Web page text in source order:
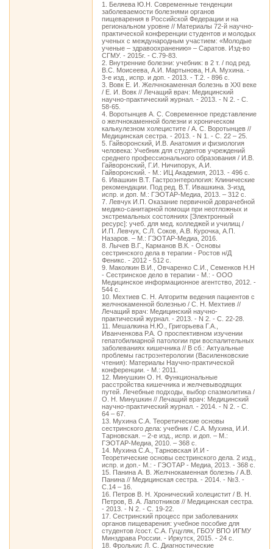
1. Беляева Ю.Н. Современные тенденции
заболеваемости болезнями органов
пищеварения в Российской Федерации и на
региональном уровне // Материалы 72-й научно-
практической конференции студентов и молодых
ученых с международным участием: «Молодые
ученые – здравоохранению» – Саратов. Изд-во
СГМУ. - 2015г. - С.79-83.
2. Внутренние болезни: учебник: в 2 т. / под ред.
В.С. Моисеева, А.И. Мартынова, Н.А. Мухина. -
3-е изд., испр. и доп. - 2013. - Т.2. - 896 с.
3. Вовк Е. И. Желчнокаменная болезнь в ХХI веке
/ Е. И. Вовк // Лечащий врач: Медицинский
научно-практический журнал. - 2013. - N 2. - С.
58-65.
4. Воротынцев А. С. Современное представление
о желчнокаменной болезни и хроническом
калькулезном холецистите / А. С. Воротынцев //
Медицинская сестра. - 2013. - N 1. - С. 22 – 25.
5. Гайворонский, И.В. Анатомия и физиология
человека: Учебник для студентов учреждений
среднего профессионального образования / И.В.
Гайворонский, Г.И. Ничипорук, А.И.
Гайворонский. - М.: ИЦ Академия, 2013. - 496 c.
6. Ивашкин В.Т. Гастроэнтерология: Клинические
рекомендации. Под ред. В.Т. Ивашкина. 3-изд,
испр. и доп. М.: ГЭОТАР-Медиа, 2013. – 312 с.
7. Левчук И.П. Оказание первичной доврачебной
медико-санитарной помощи при неотложных и
экстремальных состояниях [Электронный
ресурс]: учеб. для мед. колледжей и училищ /
И.П. Левчук, С.Л. Соков, А.В. Курочка, А.П.
Назаров. – М.: ГЭОТАР-Медиа, 2016.
8. Лычев В.Г., Карманов В.К. - Основы
сестринского дела в терапии - Ростов н/Д
Феникс. - 2012 - 512 с.
9. Маколкин В.И., Овчаренко С.И., Семенков Н.Н
- Сестринское дело в терапии - М.: - ООО
Медицинское информационное агентство, 2012. -
544 с.
10. Мехтиев С. Н. Алгоритм ведения пациентов с
желчнокаменной болезнью / С. Н. Мехтиев //
Лечащий врач: Медицинский научно-
практический журнал. - 2013. - N 2. - С. 22-28.
11. Мешалкина Н.Ю., Григорьева Г.А.,
Иванченкова Р.А. О проспективном изучении
гепатобилиарной патологии при воспалительных
заболеваниях кишечника // В сб.: Актуальные
проблемы гастроэнтерологии (Василенковские
чтения): Материалы Научно-практической
конференции. - М.: 2011.
12. Минушкин О. Н. Функциональные
расстройства кишечника и желчевыводящих
путей. Лечебные подходы, выбор спазмолитика /
О. Н. Минушкин // Лечащий врач: Медицинский
научно-практический журнал. - 2014. - N 2. - С.
64 – 67.
13. Мухина С.А. Теоретические основы
сестринского дела: учебник / С.А. Мухина, И.И.
Тарновская. – 2-е изд., испр. и доп. – М.:
ГЭОТАР-Медиа, 2010. – 368 с.
14. Мухина С.А., Тарновская И.И -
Теоретические основы сестринского дела. 2 изд.,
испр. и доп.- М.: - ГЭОТАР - Медиа, 2013. - 368 с.
15. Панина А. В. Желчнокаменная болезнь / А.В.
Панина // Медицинская сестра. - 2014. - №3. -
С.14 – 16.
16. Петров В. Н. Хронический холецистит / В. Н.
Петров, В. А. Лапотников // Медицинская сестра.
- 2013. - N 2. - С. 19-22.
17. Сестринский процесс при заболеваниях
органов пищеварения: учебное пособие для
студентов /сост. С.А. Гуцуляк, ГБОУ ВПО ИГМУ
Минздрава России. - Иркутск, 2015. - 24 с.
18. Фролькис Л. С. Диагностические